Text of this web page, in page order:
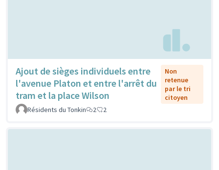
Ajout de sièges individuels entre
l'avenue Platon et entre l'arrêt du
tram et la place Wilson
Non
retenue
par le tri
citoyen
Résidents du Tonkin
2 2